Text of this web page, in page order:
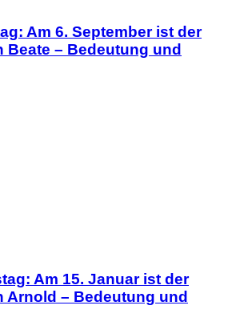
Am 6. September ist der
Beate – Bedeutung und
Am 15. Januar ist der
Arnold – Bedeutung und